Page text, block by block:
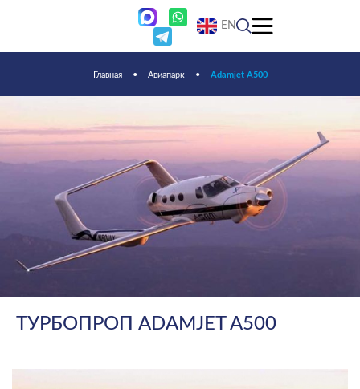
EN
Главная • Авиапарк • Adamjet A500
ТУРБОПРОП ADAMJET A500